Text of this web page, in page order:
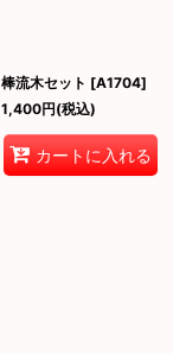
棒流木セット [A1704]
1,400円(税込)
カートに入れる